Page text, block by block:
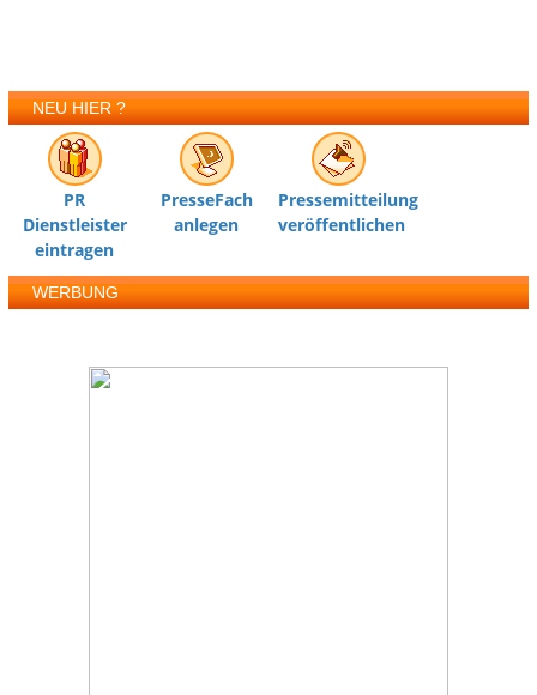
NEU HIER ?
PR
Dienstleister
eintragen
PresseFach
anlegen
Pressemitteilung
veröffentlichen
WERBUNG